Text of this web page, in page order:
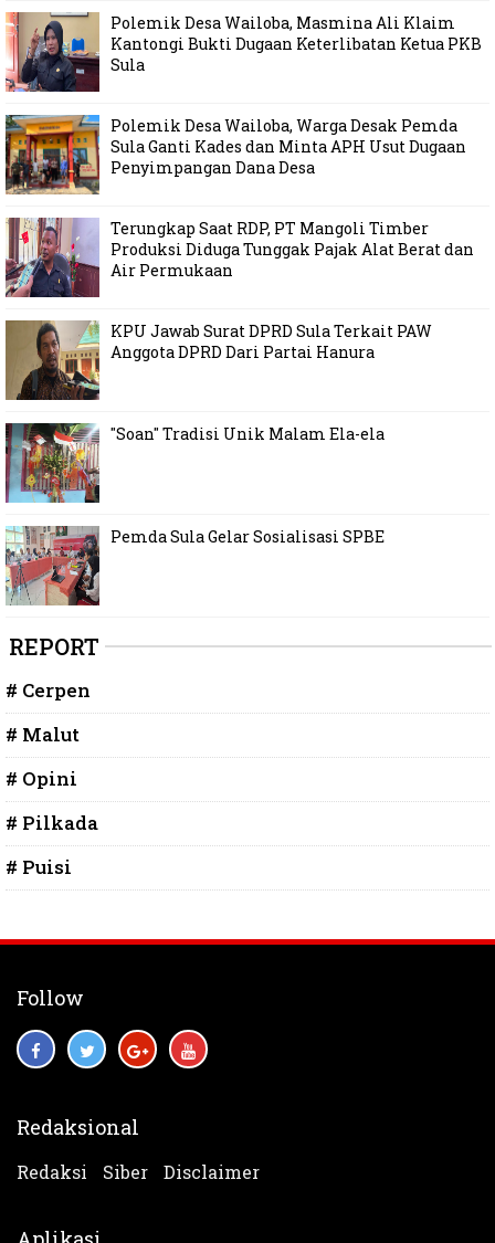
Polemik Desa Wailoba, Masmina Ali Klaim
Kantongi Bukti Dugaan Keterlibatan Ketua PKB
Sula
Polemik Desa Wailoba, Warga Desak Pemda
Sula Ganti Kades dan Minta APH Usut Dugaan
Penyimpangan Dana Desa
Terungkap Saat RDP, PT Mangoli Timber
Produksi Diduga Tunggak Pajak Alat Berat dan
Air Permukaan
KPU Jawab Surat DPRD Sula Terkait PAW
Anggota DPRD Dari Partai Hanura
"Soan" Tradisi Unik Malam Ela-ela
Pemda Sula Gelar Sosialisasi SPBE
REPORT
# Cerpen
# Malut
# Opini
# Pilkada
# Puisi
Follow
Redaksional
Redaksi Siber Disclaimer